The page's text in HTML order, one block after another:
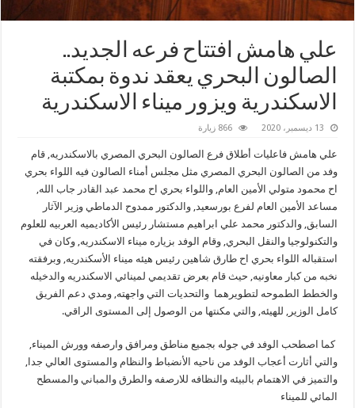
علي هامش افتتاح فرعه الجديد..
الصالون البحري يعقد ندوة بمكتبة
الاسكندرية ويزور ميناء الاسكندرية
13 ديسمبر، 2020 866 زيارة
علي هامش فاعليات أطلاق فرع الصالون البحري المصري بالاسكندريه, قام
وفد من الصالون البحري المصري مثل مجلس أمناء الصالون فيه اللواء بحري
اح محمود متولي الأمين العام, واللواء بحري اح محمد عبد القادر جاب الله,
مساعد الأمين العام لفرع بورسعيد, والدكتور ممدوح الدماطي وزير الآثار
السابق, والدكتور محمد علي ابراهيم مستشار رئيس الأكاديميه العربيه للعلوم
والتكنولوجيا والنقل البحري, وقام الوفد بزياره ميناء الاسكندريه, وكان في
استقباله اللواء بحري اح طارق شاهين رئيس هيئه ميناء الأسكندريه, وبرفقته
نخبه من كبار معاونيه, حيث قام بعرض تقديمي لمينائي الاسكندريه والدخيله
والخطط الطموحه لتطويرهما والتحديات التي واجهته, ومدي دعم الفريق
كامل الوزير, للهيئه, والتي مكنتها من الوصول إلى المستوى الراقي.
كما اصطحب الوفد في جوله بجميع مناطق ومرافق وارصفه وورش الميناء,
والتي أثارت أعجاب الوفد من ناحيه الأنضباط والنظام والمستوى العالي جدا,
والتميز في الاهتمام بالبيئه والنظافه للارصفه والطرق والمباني والمسطح
المائي للميناء